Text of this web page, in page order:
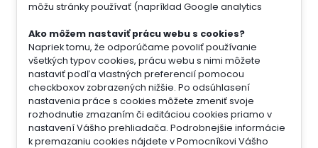
môžu stránky používať (napríklad Google analytics
Ako môžem nastaviť prácu webu s cookies?
Napriek tomu, že odporúčame povoliť používanie
všetkých typov cookies, prácu webu s nimi môžete
nastaviť podľa vlastných preferencií pomocou
checkboxov zobrazených nižšie. Po odsúhlasení
nastavenia práce s cookies môžete zmeniť svoje
rozhodnutie zmazaním či editáciou cookies priamo v
nastavení Vášho prehliadača. Podrobnejšie informácie
k premazaniu cookies nájdete v Pomocníkovi Vášho